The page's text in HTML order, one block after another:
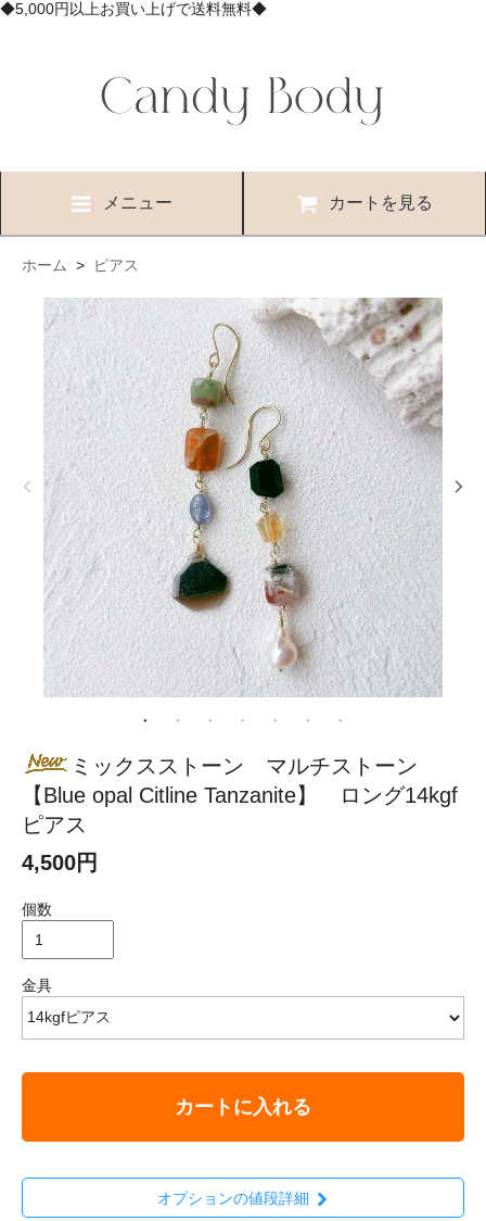
◆5,000円以上お買い上げで送料無料◆
メニュー カートを見る
ホーム > ピアス
ミックスストーン マルチストーン
【Blue opal Citline Tanzanite】 ロング14kgf
ピアス
4,500円
個数
金具
カートに入れる
オプションの値段詳細